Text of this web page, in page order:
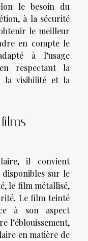
le besoin du
à la sécurité
le meilleur
en compte le
à l’usage
respectant la
la visibilité et la
il convient
disponibles sur le
le film métallisé,
Le film teinté
à son aspect
l’éblouissement,
en matière de